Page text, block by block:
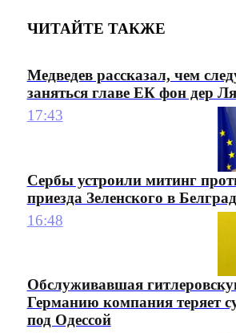
ЧИТАЙТЕ ТАКЖЕ
Медведев рассказал, чем
заняться главе ЕК фон дер
17:43
Сербы устроили митинг
приезда Зеленского в Белград
16:48
Обслуживавшая
Германию компания теряет
под Одессой